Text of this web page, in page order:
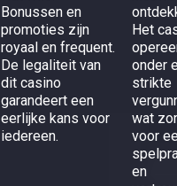
Bonussen en
promoties zijn
royaal en frequent.
De legaliteit van
dit casino
garandeert een
eerlijke kans voor
iedereen.
Het
onder
strikte
wat
voor
en